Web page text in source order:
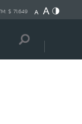
$ 71.649